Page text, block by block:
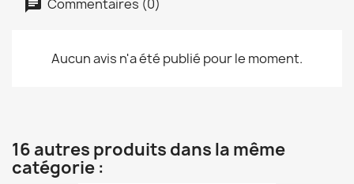
Commentaires (0)
Aucun avis n'a été publié pour le moment.
16 autres produits dans la même
catégorie :